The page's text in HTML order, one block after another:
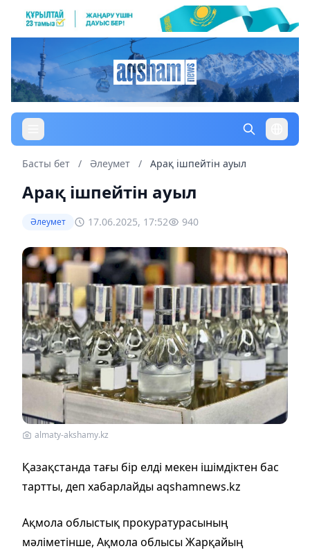
Басты бет / Әлеумет / Арақ ішпейтін ауыл
Арақ ішпейтін ауыл
Әлеумет 17.06.2025, 17:52 940
almaty-akshamy.kz
Қазақстанда тағы бір елді мекен ішімдіктен бас
тартты, деп хабарлайды aqshamnews.kz
Ақмола облыстық прокуратурасының
мәліметінше, Ақмола облысы Жарқайың